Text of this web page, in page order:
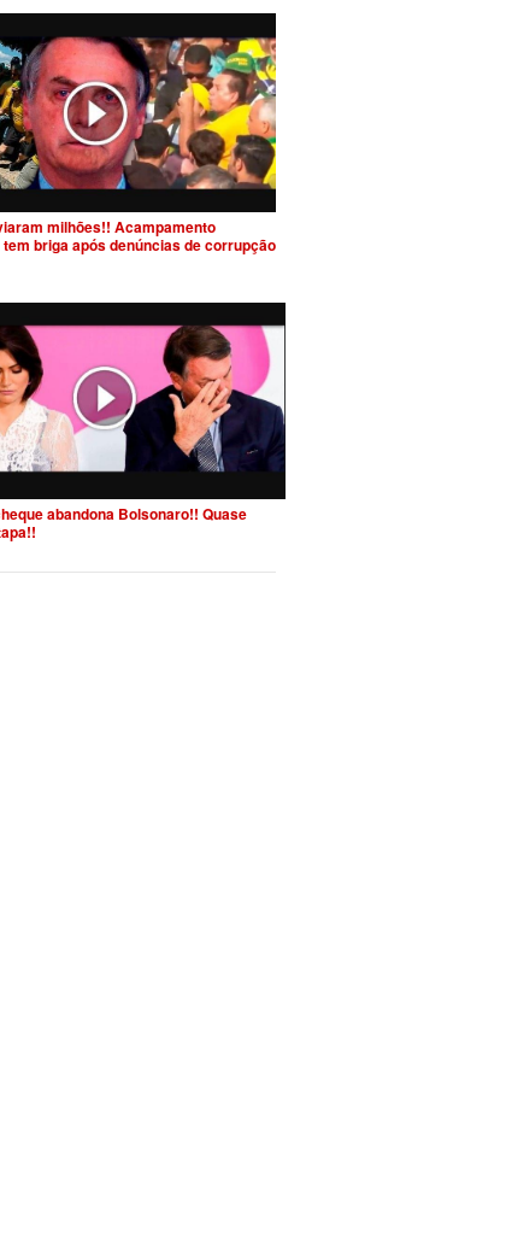
milhões!! Acampamento
briga após denúncias de corrupção
abandona Bolsonaro!! Quase